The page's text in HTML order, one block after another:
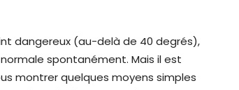
dangereux (au-delà de 40 degrés),
spontanément. Mais il est
montrer quelques moyens simples